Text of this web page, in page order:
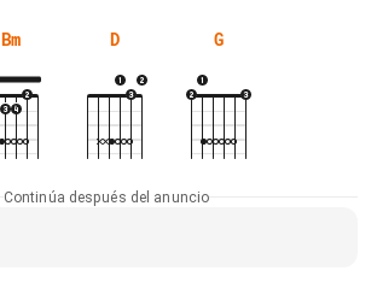
Bm D G
Continúa después del anuncio